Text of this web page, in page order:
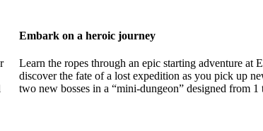
Embark on a heroic journey
Learn the ropes through an epic starting adventure at
discover the fate of a lost expedition as you pick up
two new bosses in a “mini-dungeon” designed from 1